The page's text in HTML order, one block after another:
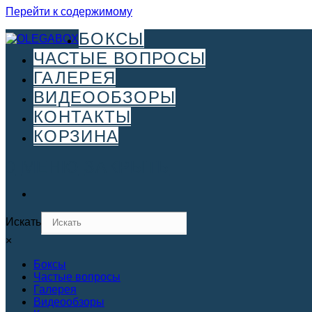
Перейти к содержимому
БОКСЫ
ЧАСТЫЕ ВОПРОСЫ
ГАЛЕРЕЯ
ВИДЕООБЗОРЫ
КОНТАКТЫ
КОРЗИНА
Искать
×
Боксы
Частые вопросы
Галерея
Видеообзоры